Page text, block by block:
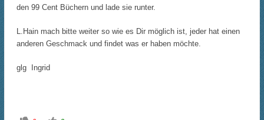
den 99 Cent Büchern und lade sie runter.
L.Hain mach bitte weiter so wie es Dir möglich ist, jeder hat einen
anderen Geschmack und findet was er haben möchte.
glg Ingrid